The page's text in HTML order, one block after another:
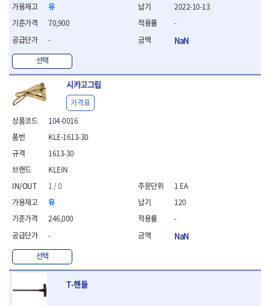
플라이어,몽키,스패너
- 뻰치
- 니퍼
- 롱노우즈
- 스냅링플라이어
- 그룹조인트플라이어
- 케이블커터
- 니퍼 외
- 바이스플라이어
- 공구함세트
- 콤비네이션렌치
- 양구스패너
- 라쳇콤비네이션렌치
- 콤비네이션렌치세트
- 플레어너트렌치
- 양구스패너세트
- 옵셋렌치세트
- 라쳇콤비네이션렌치세
트
- 몽키스패너
유
70,900
-
선택
2022-10-13
-
NaN
시카고그립
104-0016
KLEIN
1 / 0
유
246,000
-
선택
KLE-1613-30
1613-30
가격표
1 EA
120
-
NaN
T-핸들